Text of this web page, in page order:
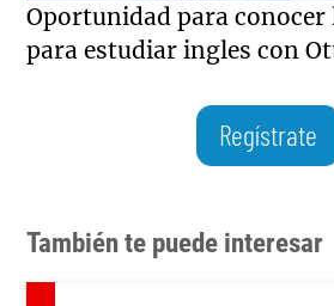
Oportunidad para conocer
para estudiar ingles con
Regístrate
También te puede interesar